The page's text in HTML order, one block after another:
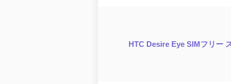
HTC Desire Eye SIMフリー